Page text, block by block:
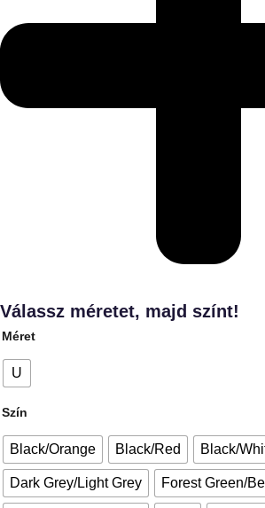
Válassz méretet, majd színt!
Méret
U
Szín
Black/Orange Black/Red Black/
Dark Grey/Light Grey Forest Green/